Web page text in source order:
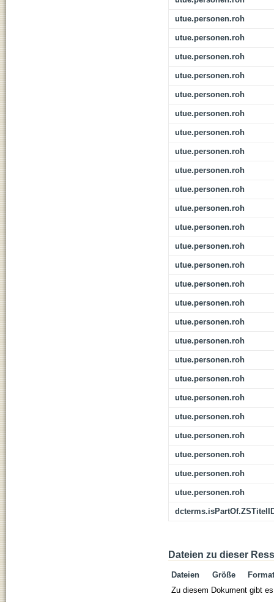
utue.personen.roh
utue.personen.roh
utue.personen.roh
utue.personen.roh
utue.personen.roh
utue.personen.roh
utue.personen.roh
utue.personen.roh
utue.personen.roh
utue.personen.roh
utue.personen.roh
utue.personen.roh
utue.personen.roh
utue.personen.roh
utue.personen.roh
utue.personen.roh
utue.personen.roh
utue.personen.roh
utue.personen.roh
utue.personen.roh
utue.personen.roh
utue.personen.roh
utue.personen.roh
utue.personen.roh
utue.personen.roh
utue.personen.roh
Dateien zu dieser
Dateien Größe
Format
Zu diesem Dokument gibt